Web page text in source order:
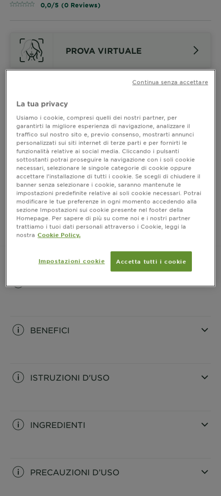
0,0/5 (0 Reviews)
PROVA VIRTUALE
Scopri la nuova colorazione permanente Garnier
Color Sensation, la sua formula vegana arricchita con
olio di rosa e pigmenti intensi dona un colore
luminoso e vibrante che dura fino a 10 settimane.
MOSTRA DI PIÙ
ACQUISTA ORA
Dove acquistare
BENEFICI
ISTRUZIONI D'USO
INGREDIENTI
PRECAUZIONI D’USO
La tua privacy
Usiamo i cookie, compresi quelli dei nostri partner, per
garantirti la migliore esperienza di navigazione, analizzare il
traffico sul nostro sito e, previo consenso, mostrarti annunci
personalizzati sui siti internet di terze parti e per fornirti le
funzionalità relative ai social media. Cliccando i pulsanti
sottostanti potrai proseguire la navigazione con i soli cookie
necessari, selezionare le singole categorie di cookie oppure
accettare l’installazione di tutti i cookie. Se scegli di chiudere il
banner senza selezionare i cookie, saranno mantenute le
impostazioni predefinite relative ai soli cookie necessari. Potrai
modificare le tue preferenze in ogni momento accedendo alla
sezione Impostazioni sui cookie presente nel footer della
Homepage. Per sapere di più su come noi e i nostri partner
trattiamo i tuoi dati personali attraverso i Cookie, leggi la
nostra Cookie Policy.
Impostazioni cookie Accetta tutti i cookie
Continua senza accettare